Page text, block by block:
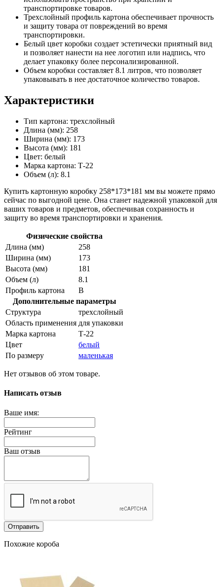
транспортировке товаров.
Трехслойный профиль картона обеспечивает прочность
и защиту товара от повреждений во время
транспортировки.
Белый цвет коробки создает эстетически приятный вид
и позволяет нанести на нее логотип или надпись, что
делает упаковку более персонализированной.
Объем коробки составляет 8.1 литров, что позволяет
упаковывать в нее достаточное количество товаров.
Характеристики
Тип картона: трехслойный
Длина (мм): 258
Ширина (мм): 173
Высота (мм): 181
Цвет: белый
Марка картона: Т-22
Объем (л): 8.1
Купить картонную коробку 258*173*181 мм вы можете прямо
сейчас по выгодной цене. Она станет надежной упаковкой для
ваших товаров и предметов, обеспечивая сохранность и
защиту во время транспортировки и хранения.
Физические свойства
Длина (мм)
258
Ширина (мм)
173
Высота (мм)
181
Объем (л)
8.1
Профиль картона
В
Дополнительные параметры
Структура
трехслойный
Область применения для упаковки
Марка картона
Т-22
Цвет
белый
По размеру
маленькая
Нет отзывов об этом товаре.
Написать отзыв
Ваше имя:
Рейтинг
Ваш отзыв
Отправить
Похожие короба